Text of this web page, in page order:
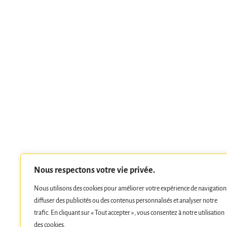
Nous respectons votre vie privée.
Nous utilisons des cookies pour améliorer votre expérience de
diffuser des publicités ou des contenus personnalisés et analyser notre
trafic. En cliquant sur « Tout accepter », vous consentez à notre utilisation
des cookies.